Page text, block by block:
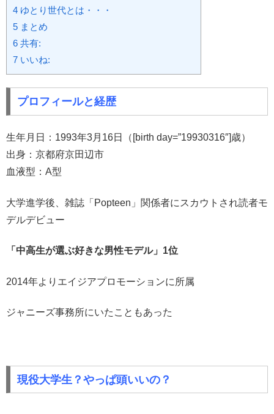
4 ゆとり世代とは・・・
5 まとめ
6 共有:
7 いいね:
プロフィールと経歴
生年月日：1993年3月16日（[birth day=”19930316″]歳）
出身：京都府京田辺市
血液型：A型
大学進学後、雑誌「Popteen」関係者にスカウトされ読者モ
デルデビュー
「中高生が選ぶ好きな男性モデル」1位
2014年よりエイジアプロモーションに所属
ジャニーズ事務所にいたこともあった
現役大学生？やっぱ頭いいの？